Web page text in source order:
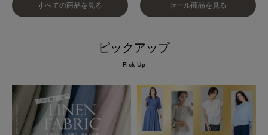
すべての商品を見る セール商品を見る
ピックアップ
Pick Up